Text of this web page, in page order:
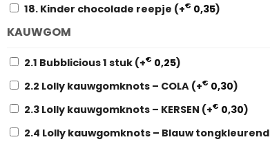
18. Kinder chocolade reepje (+€ 0,35)
KAUWGOM
2.1 Bubblicious 1 stuk (+€ 0,25)
2.2 Lolly kauwgomknots – COLA (+€ 0,30)
2.3 Lolly kauwgomknots – KERSEN (+€ 0,30)
2.4 Lolly kauwgomknots – Blauw tongkleurend